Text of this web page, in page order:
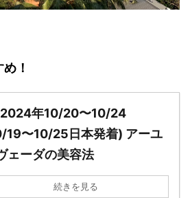
！
年10/20〜10/24
19〜10/25日本発着) アーユ
ェーダの美容法
続きを見る